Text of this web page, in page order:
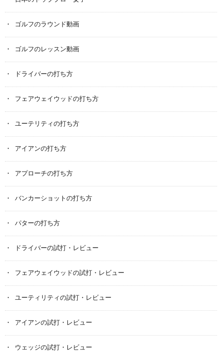
ゴルフのラウンド動画
ゴルフのレッスン動画
ドライバーの打ち方
フェアウェイウッドの打ち方
ユーテリティの打ち方
アイアンの打ち方
アプローチの打ち方
バンカーショットの打ち方
パターの打ち方
ドライバーの試打・レビュー
フェアウェイウッドの試打・レビュー
ユーティリティの試打・レビュー
アイアンの試打・レビュー
ウェッジの試打・レビュー